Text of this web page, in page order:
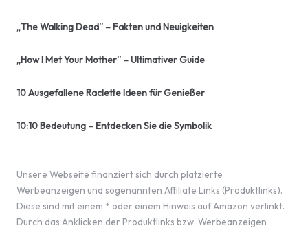
„The Walking Dead“ – Fakten und Neuigkeiten
„How I Met Your Mother“ – Ultimativer Guide
10 Ausgefallene Raclette Ideen für Genießer
10:10 Bedeutung – Entdecken Sie die Symbolik
Unsere Webseite finanziert sich durch platzierte
Werbeanzeigen und sogenannten Affiliate Links (Produktlinks).
Diese sind mit einem * oder einem Hinweis auf Amazon verlinkt.
Durch das Anklicken der Produktlinks bzw. Werbeanzeigen